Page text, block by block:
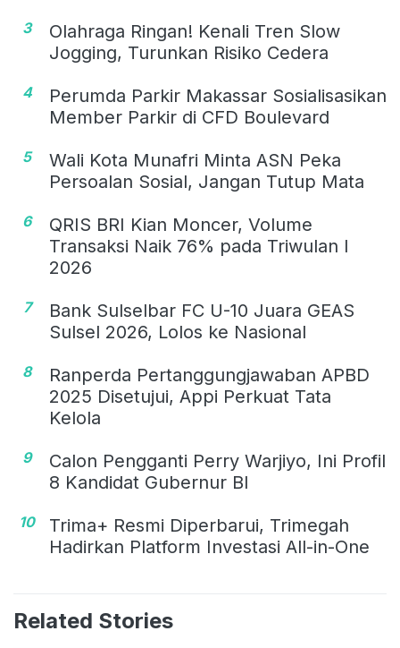
3
Olahraga Ringan! Kenali Tren Slow
Jogging, Turunkan Risiko Cedera
4
Perumda Parkir Makassar Sosialisasikan
Member Parkir di CFD Boulevard
5
Wali Kota Munafri Minta ASN Peka
Persoalan Sosial, Jangan Tutup Mata
6
QRIS BRI Kian Moncer, Volume
Transaksi Naik 76% pada Triwulan I
2026
7
Bank Sulselbar FC U-10 Juara GEAS
Sulsel 2026, Lolos ke Nasional
8
Ranperda Pertanggungjawaban APBD
2025 Disetujui, Appi Perkuat Tata
Kelola
9
Calon Pengganti Perry Warjiyo, Ini Profil
8 Kandidat Gubernur BI
10
Trima+ Resmi Diperbarui, Trimegah
Hadirkan Platform Investasi All-in-One
Related Stories